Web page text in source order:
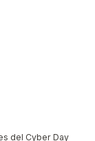
del Cyber Day